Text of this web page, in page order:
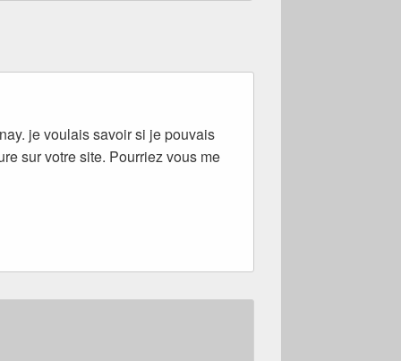
je voulais savoir si je pouvais
sur votre site. Pourriez vous me